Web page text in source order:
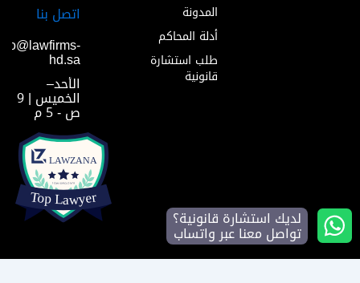
المدونة
أدلة المحاكم
طلب استشارة
قانونية
اتصل بنا
hd.sa
الأحد–
الخميس | 9
ص - 5 م
لديك استشارة قانونية؟
تواصل معنا عبر واتساب